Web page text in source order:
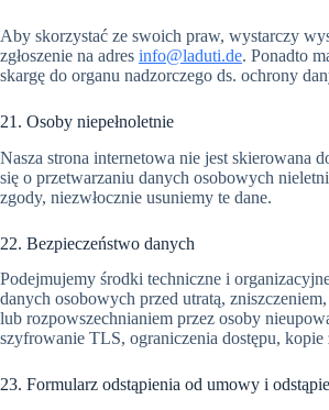
Aby skorzystać ze swoich praw, wystarczy
zgłoszenie na adres info@laduti.de. Ponadto
skargę do organu nadzorczego ds. ochrony
21. Osoby niepełnoletnie
Nasza strona internetowa nie jest skierowana
się o przetwarzaniu danych osobowych
zgody, niezwłocznie usuniemy te dane.
22. Bezpieczeństwo danych
Podejmujemy środki techniczne i
danych osobowych przed utratą,
lub rozpowszechnianiem przez osoby
szyfrowanie TLS, ograniczenia dostępu, kopie
23. Formularz odstąpienia od umowy i